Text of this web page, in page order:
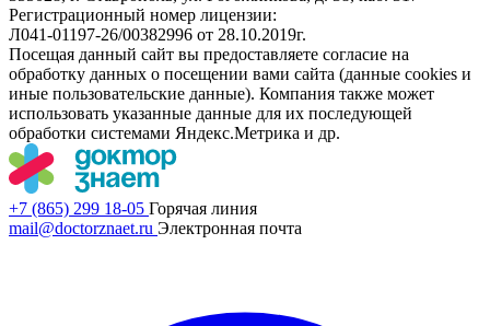
Регистрационный номер лицензии:
Л041-01197-26/00382996 от 28.10.2019г.
Посещая данный сайт вы предоставляете согласие на
обработку данных о посещении вами сайта (данные cookies и
иные пользовательские данные). Компания также может
использовать указанные данные для их последующей
обработки системами Яндекс.Метрика и др.
+7 (865) 299 18-05 Горячая линия
mail@doctorznaet.ru Электронная почта